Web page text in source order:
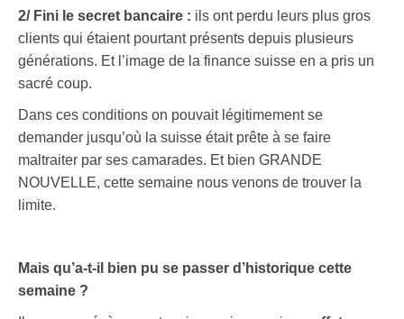
2/ Fini le secret bancaire : ils ont perdu leurs plus gros
clients qui étaient pourtant présents depuis plusieurs
générations. Et l’image de la finance suisse en a pris un
sacré coup.
Dans ces conditions on pouvait légitimement se
demander jusqu’où la suisse était prête à se faire
maltraiter par ses camarades. Et bien GRANDE
NOUVELLE, cette semaine nous venons de trouver la
limite.
Mais qu’a-t-il bien pu se passer d’historique cette
semaine ?